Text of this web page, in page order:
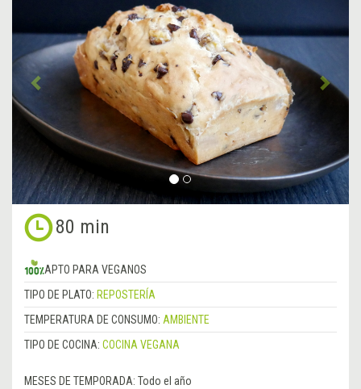
80 min
APTO PARA VEGANOS
TIPO DE PLATO: REPOSTERÍA
TEMPERATURA DE CONSUMO: AMBIENTE
TIPO DE COCINA: COCINA VEGANA
MESES DE TEMPORADA: Todo el año